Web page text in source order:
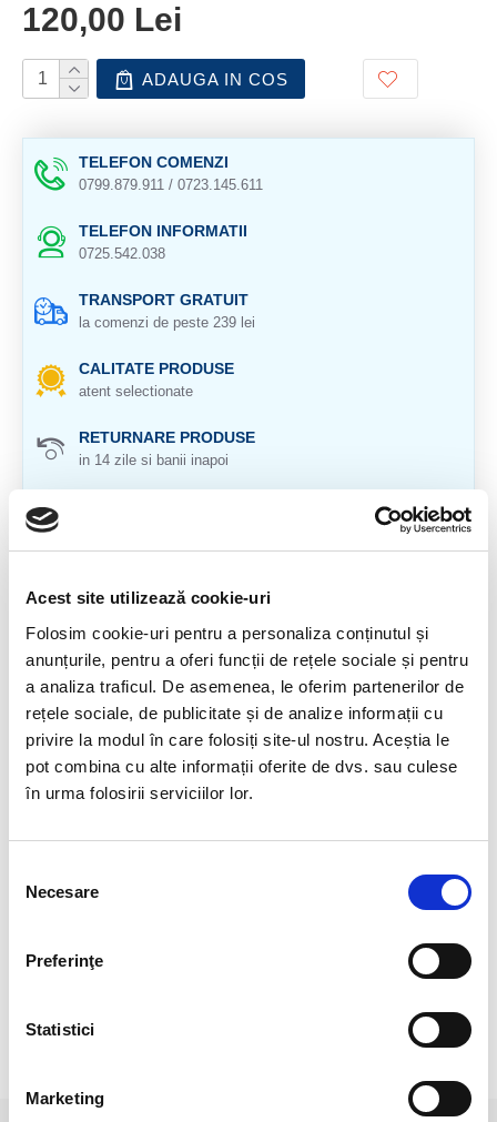
Acest site utilizează cookie-uri
Folosim cookie-uri pentru a personaliza conținutul și
anunțurile, pentru a oferi funcții de rețele sociale și pentru
a analiza traficul. De asemenea, le oferim partenerilor de
rețele sociale, de publicitate și de analize informații cu
privire la modul în care folosiți site-ul nostru. Aceștia le
pot combina cu alte informații oferite de dvs. sau culese
în urma folosirii serviciilor lor.
consimțământului
Necesare
Preferinţe
Statistici
Marketing
120,00 Lei
ADAUGA IN COS
TELEFON COMENZI
0799.879.911 / 0723.145.611
TELEFON INFORMATII
0725.542.038
TRANSPORT GRATUIT
la comenzi de peste 239 lei
CALITATE PRODUSE
atent selectionate
RETURNARE PRODUSE
in 14 zile si banii inapoi
Crisocola este o piatra a linistii si a sustinerii.
Origine: Peru
Ajuta la meditatie si imbunatateste comunicarea.
Daca este plasata in casa absoarbe energiile negative de
toate felurile.
masura vindeca si stabilizeaza caminul si interactiunile
Crisocola calmeaza, purifica si dinamizeaza toate chakrele,
Stimuleaza luciditatea si echilibrul interior.